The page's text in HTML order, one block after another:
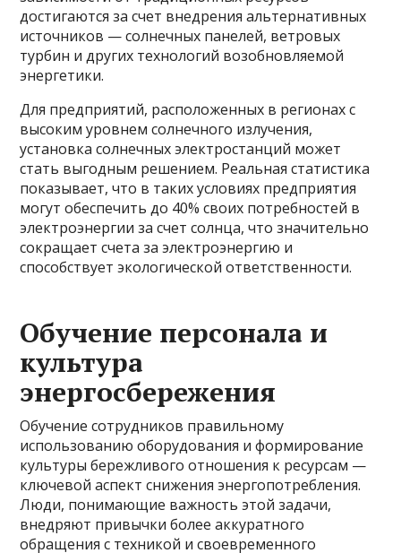
достигаются за счет внедрения альтернативных
источников — солнечных панелей, ветровых
турбин и других технологий возобновляемой
энергетики.
Для предприятий, расположенных в регионах с
высоким уровнем солнечного излучения,
установка солнечных электростанций может
стать выгодным решением. Реальная статистика
показывает, что в таких условиях предприятия
могут обеспечить до 40% своих потребностей в
электроэнергии за счет солнца, что значительно
сокращает счета за электроэнергию и
способствует экологической ответственности.
Обучение персонала и
культура
энергосбережения
Обучение сотрудников правильному
использованию оборудования и формирование
культуры бережливого отношения к ресурсам —
ключевой аспект снижения энергопотребления.
Люди, понимающие важность этой задачи,
внедряют привычки более аккуратного
обращения с техникой и своевременного